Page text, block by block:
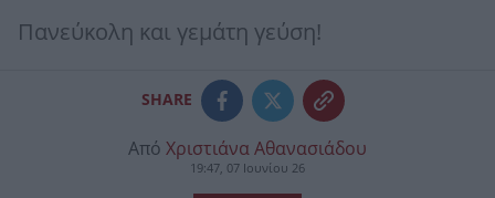
Πανεύκολη και γεμάτη γεύση!
SHARE
Από Χριστιάνα Αθανασιάδου
19:47, 07 Ιουνίου 26